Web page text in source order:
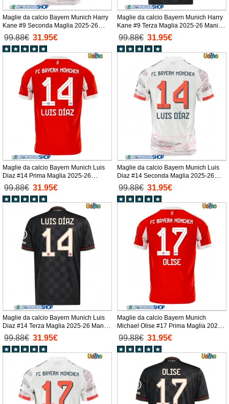
Maglie da calcio Bayern Munich Harry
Kane #9 Seconda Maglia 2025-26
Manica Corta
99.88€ 31.95€
Maglie da calcio Bayern Munich Harry
Kane #9 Terza Maglia 2025-26 Manica
Corta
99.88€ 31.95€
Maglie da calcio Bayern Munich Luis
Diaz #14 Prima Maglia 2025-26
Manica Corta
99.88€ 31.95€
Maglie da calcio Bayern Munich Luis
Diaz #14 Seconda Maglia 2025-26
Manica Corta
99.88€ 31.95€
Maglie da calcio Bayern Munich Luis
Diaz #14 Terza Maglia 2025-26 Manica
Corta
99.88€ 31.95€
Maglie da calcio Bayern Munich
Michael Olise #17 Prima Maglia 2025-
26 Manica Corta
99.88€ 31.95€